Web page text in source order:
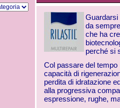
Guardarsi
da
che ha
perché si
Col passare del
capacità di
perdita di idratazione
alla progressiva
espressione, rughe,